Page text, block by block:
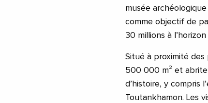
musée
comme objectif de
30 millions à l’horizon
Situé à proximité des
500 000 m² et
d’histoire, y compris
Toutankhamon. Les